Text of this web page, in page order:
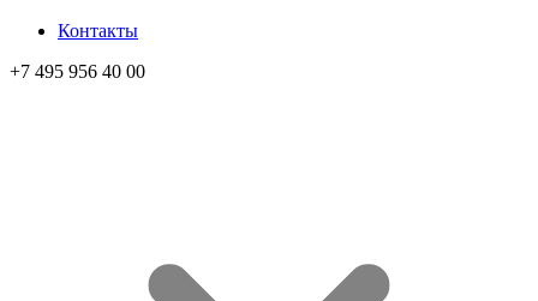
Контакты
+7 495 956 40 00